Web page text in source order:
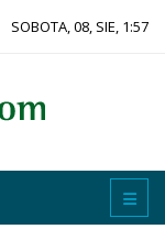
SOBOTA, 08, SIE, 1:57